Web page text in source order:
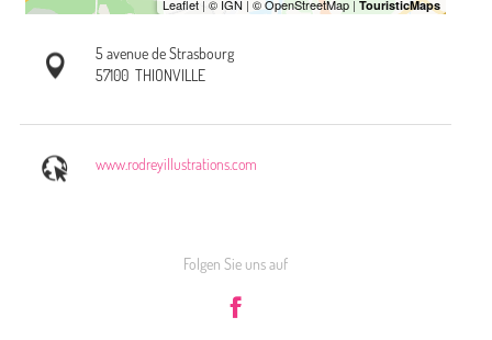
5 avenue de Strasbourg
57100 THIONVILLE
www.rodreyillustrations.com
Folgen Sie uns auf